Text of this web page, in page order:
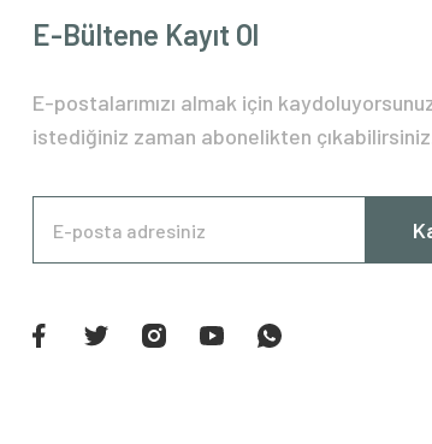
E-Bültene Kayıt Ol
E-postalarımızı almak için
istediğiniz zaman abonelikten